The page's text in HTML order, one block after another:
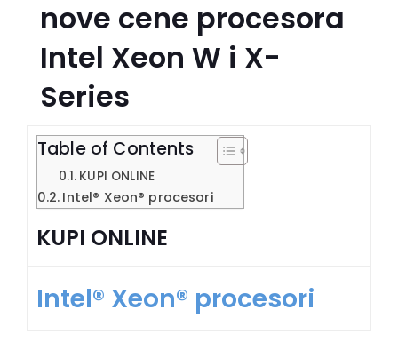
nove cene procesora
Intel Xeon W i X-
Series
Table of Contents
KUPI ONLINE
Intel® Xeon® procesori
KUPI ONLINE
Intel® Xeon® procesori